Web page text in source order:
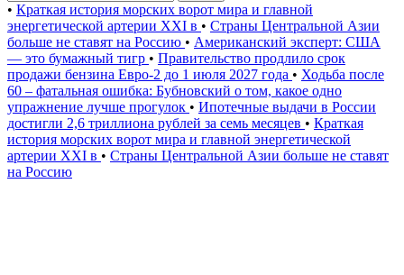
• Краткая история морских ворот мира и главной
энергетической артерии XXI в • Страны Центральной Азии
больше не ставят на Россию • Американский эксперт: США
— это бумажный тигр • Правительство продлило срок
продажи бензина Евро-2 до 1 июля 2027 года • Ходьба после
60 – фатальная ошибка: Бубновский о том, какое одно
упражнение лучше прогулок • Ипотечные выдачи в России
достигли 2,6 триллиона рублей за семь месяцев • Краткая
история морских ворот мира и главной энергетической
артерии XXI в • Страны Центральной Азии больше не ставят
на Россию